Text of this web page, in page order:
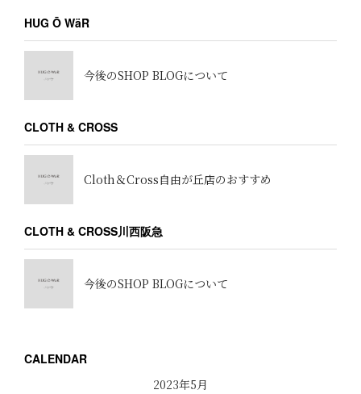
HUG Ō WäR
今後のSHOP BLOGについて
CLOTH & CROSS
Cloth＆Cross自由が丘店のおすすめ
CLOTH & CROSS川西阪急
今後のSHOP BLOGについて
CALENDAR
2023年5月